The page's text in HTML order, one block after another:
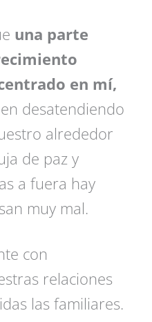
una parte
en mí,
desatendiendo
alrededor
de paz y
a fuera hay
muy mal.
con
relaciones
las familiares.